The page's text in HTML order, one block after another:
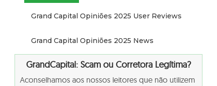
Grand Capital Opiniões 2025 User Reviews
Grand Capital Opiniões 2025 News
GrandCapital: Scam ou Corretora Legítima?
Aconselhamos aos nossos leitores que não utilizem